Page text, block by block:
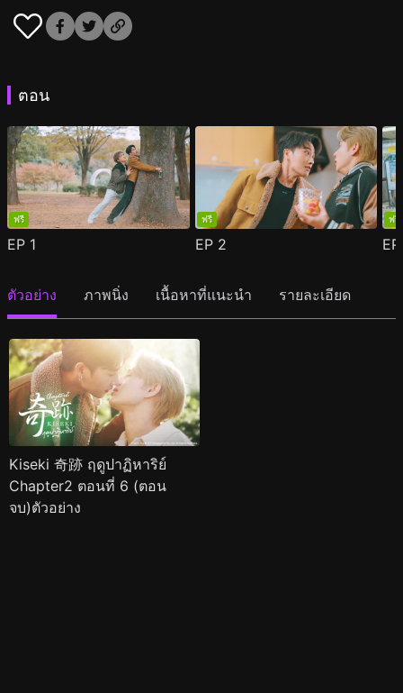
ตอน
ฟรี
EP 1
ฟรี
EP 2
ฟรี
ตัวอย่าง ภาพนิ่ง เนื้อหาที่แนะนำ รายละเอียด
Kiseki 奇跡 ฤดูปาฏิหาริย์
Chapter2 ตอนที่ 6 (ตอน
จบ)ตัวอย่าง